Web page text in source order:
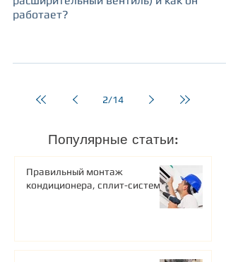
работает?
2/14
Популярные статьи:
Правильный монтаж
кондиционера, сплит-системы